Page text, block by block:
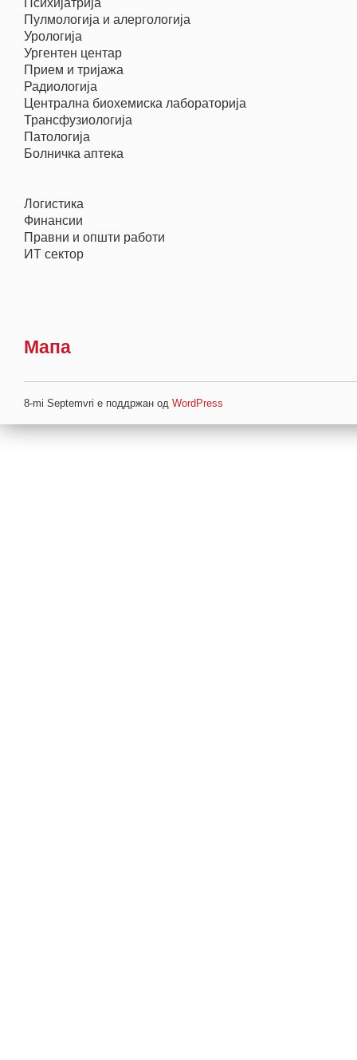
Психијатрија
Пулмологија и алергологија
Урологија
Ургентен центар
Прием и тријажа
Радиологија
Централна биохемиска лабораторија
Трансфузиологија
Патологија
Болничка аптека
Логистика
Финансии
Правни и општи работи
ИТ сектор
Мапа
8-mi Septemvri е поддржан од WordPress